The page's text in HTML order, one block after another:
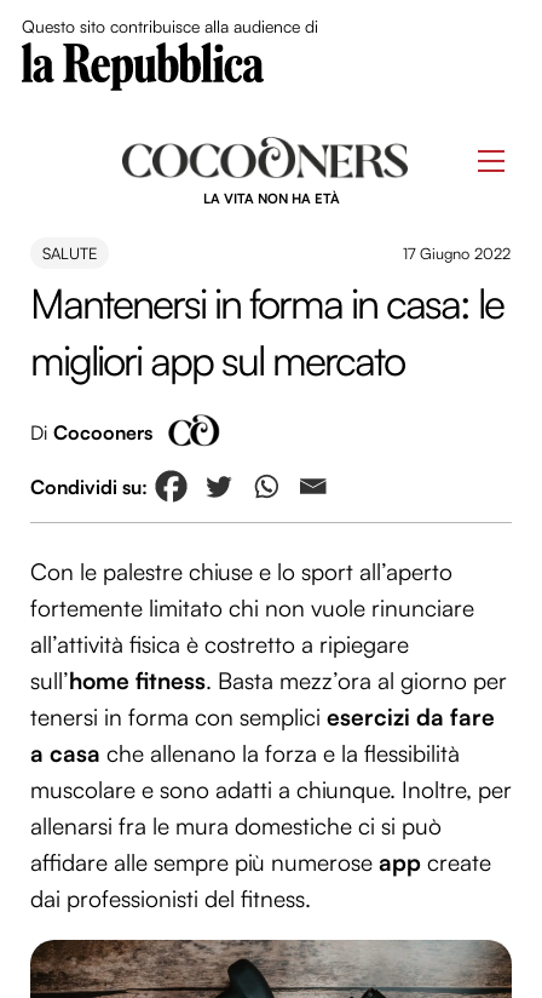
Questo sito contribuisce alla audience di
LA VITA NON HA ETÀ
SALUTE 17 Giugno 2022
Mantenersi in forma in casa: le
migliori app sul mercato
Di Cocooners
Con le palestre chiuse e lo sport all’aperto
fortemente limitato chi non vuole rinunciare
all’attività fisica è costretto a ripiegare
sull’home fitness. Basta mezz’ora al giorno per
tenersi in forma con semplici esercizi da fare
a casa che allenano la forza e la flessibilità
muscolare e sono adatti a chiunque. Inoltre, per
allenarsi fra le mura domestiche ci si può
affidare alle sempre più numerose app create
dai professionisti del fitness.